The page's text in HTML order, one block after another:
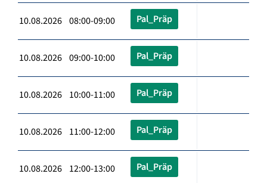
10.08.2026 08:00-09:00 Pal_Präp
10.08.2026 09:00-10:00 Pal_Präp
10.08.2026 10:00-11:00 Pal_Präp
10.08.2026 11:00-12:00 Pal_Präp
10.08.2026 12:00-13:00 Pal_Präp